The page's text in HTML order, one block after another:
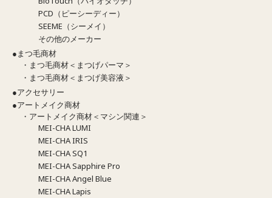
PCD（ピーシーディー）
SEEME（シーメイ）
その他のメーカー
●まつ毛商材
・まつ毛商材＜まつげパーマ＞
・まつ毛商材＜まつげ美容液＞
●アクセサリー
●アートメイク商材
・アートメイク商材＜マシン関連＞
MEI-CHA LUMI
MEI-CHA IRIS
MEI-CHA SQ1
MEI-CHA Sapphire Pro
MEI-CHA Angel Blue
MEI-CHA Lapis